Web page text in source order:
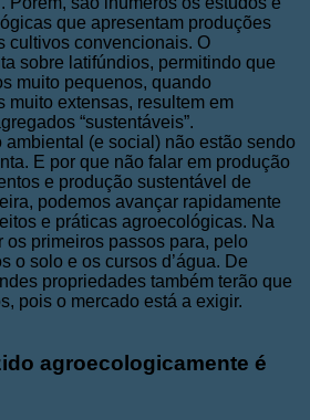
que apresentam produções
cultivos convencionais. O
sobre latifúndios, permitindo que
muito pequenos, quando
muito extensas, resultem em
“sustentáveis”.
ambiental (e social) não estão sendo
E por que não falar em produção
e produção sustentável de
podemos avançar rapidamente
e práticas agroecológicas. Na
os primeiros passos para, pelo
o solo e os cursos d’água. De
propriedades também terão que
pois o mercado está a exigir.
agroecologicamente é